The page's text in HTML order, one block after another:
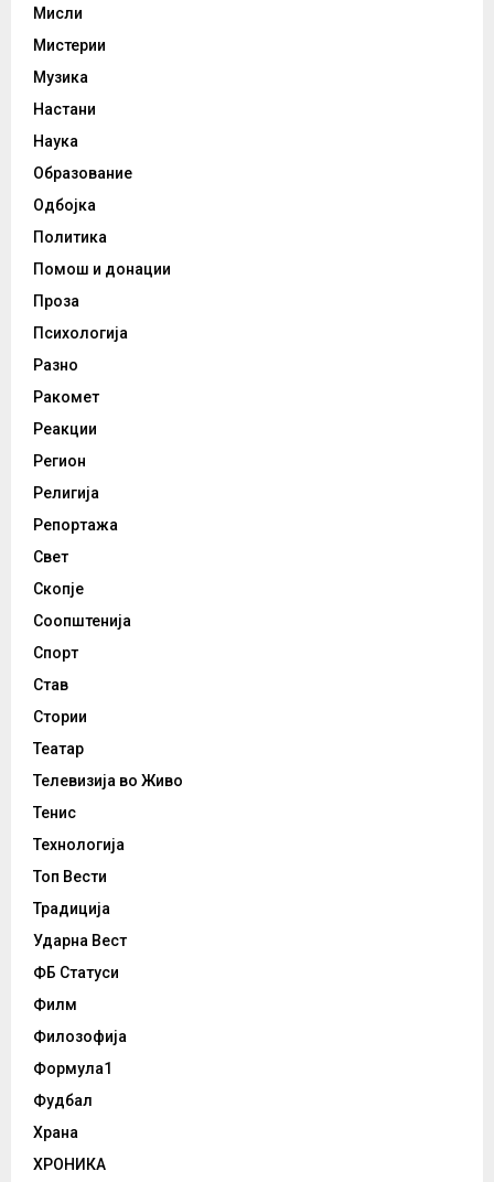
Мисли
Мистерии
Музика
Настани
Наука
Образование
Одбојка
Политика
Помош и донации
Проза
Психологија
Разно
Ракомет
Реакции
Регион
Религија
Репортажа
Свет
Скопје
Соопштенија
Спорт
Став
Стории
Театар
Телевизија во Живо
Тенис
Технологија
Топ Вести
Традиција
Ударна Вест
ФБ Статуси
Филм
Филозофија
Формула1
Фудбал
Храна
ХРОНИКА